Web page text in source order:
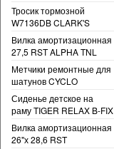
Тросик тормозной
W7136DB CLARK'S
Вилка амортизационная
27,5 RST ALPHA TNL
Метчики ремонтные для
шатунов CYCLO
Сиденье детское на
раму TIGER RELAX B-FIX
Вилка амортизационная
26"х 28,6 RST